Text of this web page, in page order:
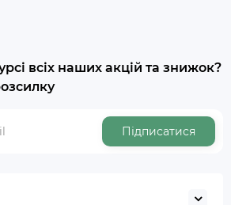
всіх наших акцій та знижок?
Підписатися